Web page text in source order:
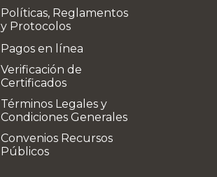
Políticas, Reglamentos
y Protocolos
Pagos en línea
Verificación de
Certificados
Términos Legales y
Condiciones Generales
Convenios Recursos
Públicos